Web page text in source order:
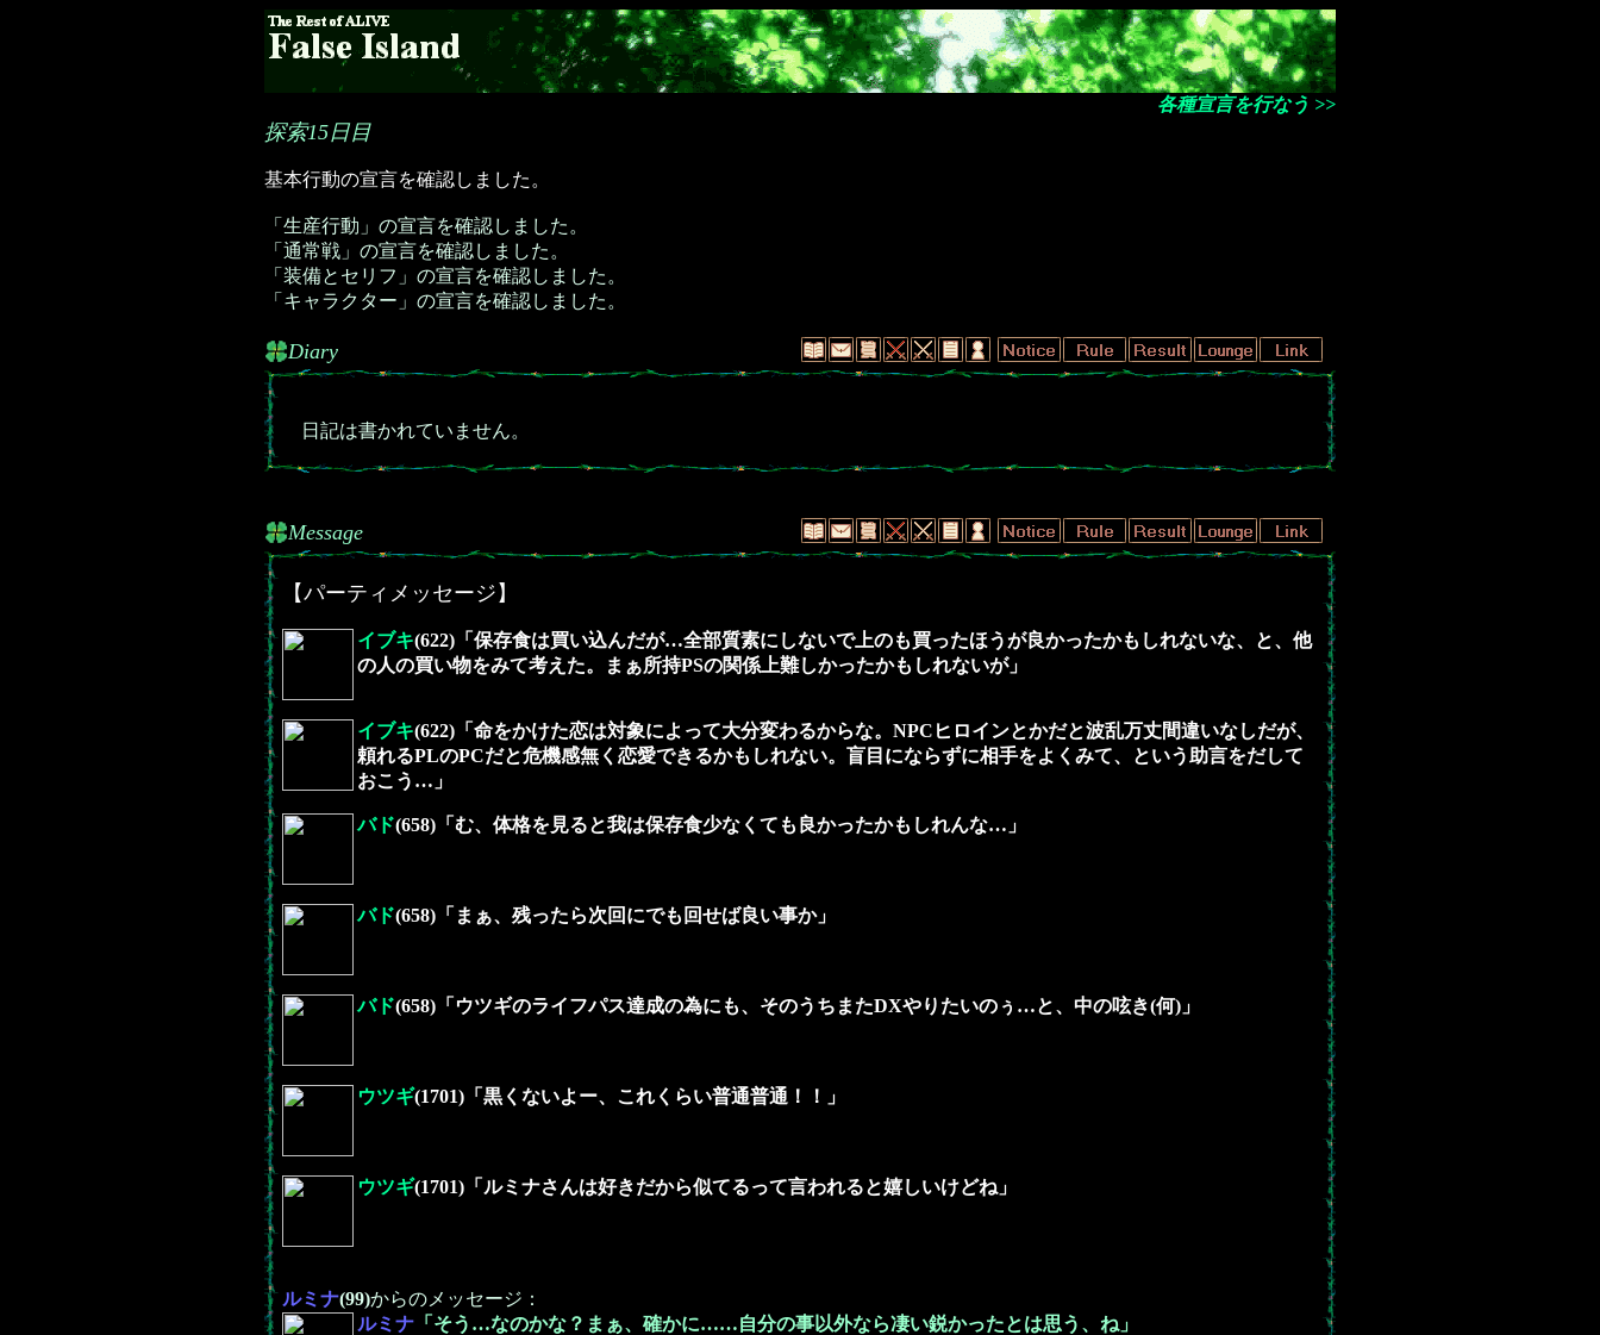
各種宣言を行なう >>
探索15日目
基本行動の宣言を確認しました。
「生産行動」の宣言を確認しました。
「通常戦」の宣言を確認しました。
「装備とセリフ」の宣言を確認しました。
「キャラクター」の宣言を確認しました。
Diary
日記は書かれていません。
Message
【パーティメッセージ】
イブキ(622)「保存食は買い込んだが…全部質素にしないで上のも買ったほうが良かったかもしれないな、と、他
の人の買い物をみて考えた。まぁ所持PSの関係上難しかったかもしれないが」
イブキ(622)「命をかけた恋は対象によって大分変わるからな。NPCヒロインとかだと波乱万丈間違いなしだが、
頼れるPLのPCだと危機感無く恋愛できるかもしれない。盲目にならずに相手をよくみて、という助言をだして
おこう…」
バド(658)「む、体格を見ると我は保存食少なくても良かったかもしれんな…」
バド(658)「まぁ、残ったら次回にでも回せば良い事か」
バド(658)「ウツギのライフパス達成の為にも、そのうちまたDXやりたいのぅ…と、中の呟き(何)」
ウツギ(1701)「黒くないよー、これくらい普通普通！！」
ウツギ(1701)「ルミナさんは好きだから似てるって言われると嬉しいけどね」
ルミナ(99)からのメッセージ：
ルミナ 「そう…なのかな？まぁ、確かに……自分の事以外なら凄い鋭かったとは思う、ね」